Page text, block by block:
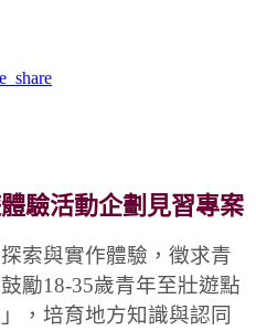
驗活動企劃見習專案
索與實作體驗，徵求青
勵18-35歲青年至壯遊點
，培育地方知識與認同